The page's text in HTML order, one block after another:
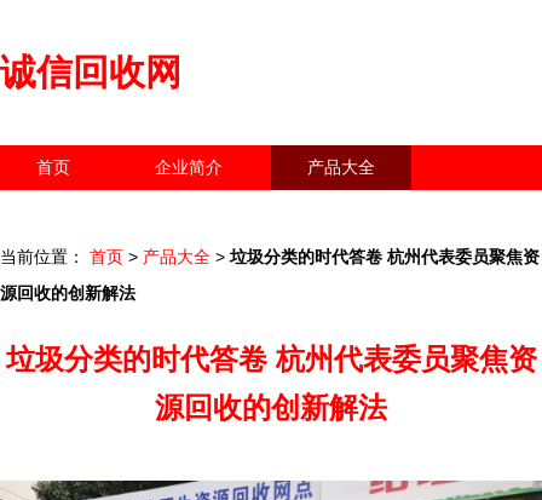
诚信回收网
首页 企业简介 产品大全
当前位置： 首页 > 产品大全 > 垃圾分类的时代答卷 杭州代表委员聚焦资
源回收的创新解法
垃圾分类的时代答卷 杭州代表委员聚焦资
源回收的创新解法